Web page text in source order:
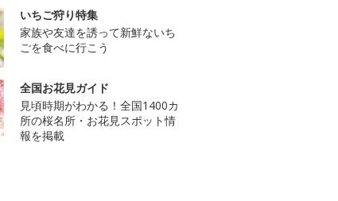
いちご狩り特集
家族や友達を誘って新鮮ないち
ごを食べに行こう
全国お花見ガイド
見頃時期がわかる！全国1400カ
所の桜名所・お花見スポット情
報を掲載